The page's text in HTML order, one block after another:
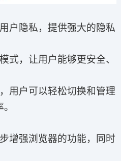
户隐私，提供强大的隐私
式，让用户能够更安全、
用户可以轻松切换和管理
增强浏览器的功能，同时